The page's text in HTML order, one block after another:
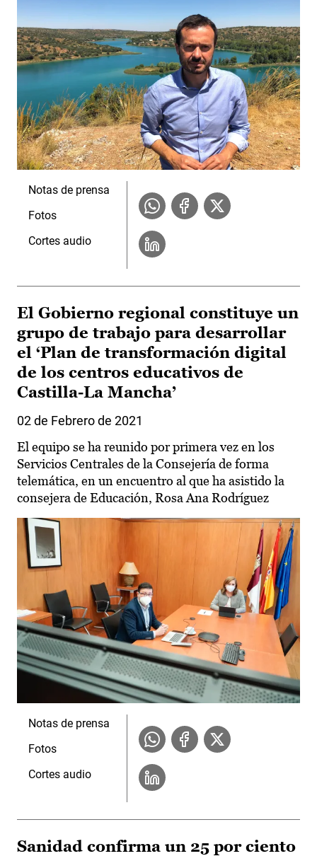
Notas de prensa
Fotos
Cortes audio
El Gobierno regional constituye un
grupo de trabajo para desarrollar
el ‘Plan de transformación digital
de los centros educativos de
Castilla-La Mancha’
02 de Febrero de 2021
El equipo se ha reunido por primera vez en los
Servicios Centrales de la Consejería de forma
telemática, en un encuentro al que ha asistido la
consejera de Educación, Rosa Ana Rodríguez
Notas de prensa
Fotos
Cortes audio
Sanidad confirma un 25 por ciento